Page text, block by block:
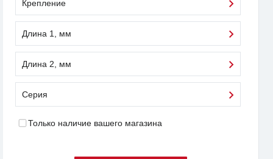
Крепление
Длина 1, мм
Длина 2, мм
Серия
Только наличие вашего магазина